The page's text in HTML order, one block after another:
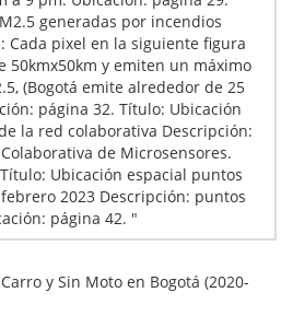
generadas por incendios
Cada pixel en la siguiente figura
50kmx50km y emiten un máximo
(Bogotá emite alrededor de 25
página 32. Título: Ubicación
la red colaborativa Descripción:
de Microsensores.
Ubicación espacial puntos
2023 Descripción: puntos
página 42. "
y Sin Moto en Bogotá (2020-